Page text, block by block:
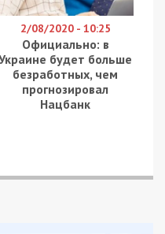
2/08/2020 - 10:25
Официально: в
будет больше
безработных, чем
прогнозировал
Нацбанк